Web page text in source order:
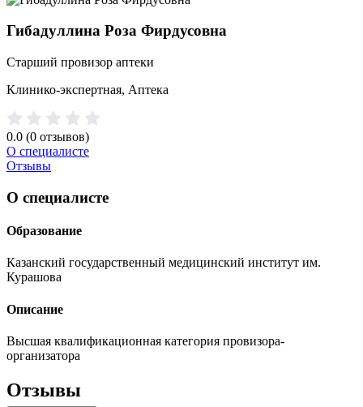
Гибадуллина Роза Фирдусовна
Старший провизор аптеки
Клинико-экспертная, Аптека
0.0 (0 отзывов)
О специалисте
Отзывы
О специалисте
Образование
Казанский государственный медицинский институт им.
Курашова
Описание
Высшая квалификационная категория провизора-
организатора
Отзывы